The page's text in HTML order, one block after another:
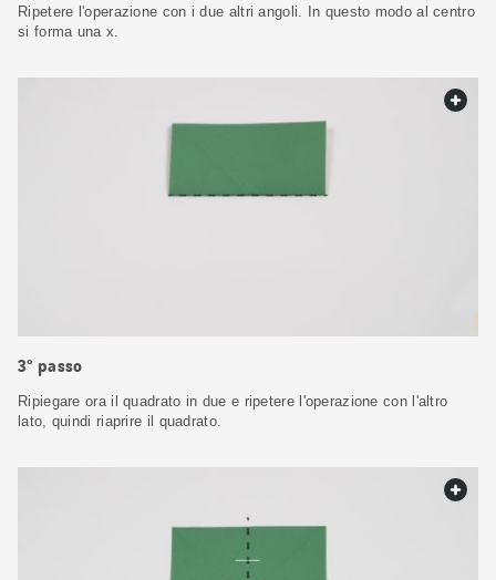
Ripetere l'operazione con i due altri angoli. In questo modo al centro
si forma una x.
3° passo
Ripiegare ora il quadrato in due e ripetere l'operazione con l'altro
lato, quindi riaprire il quadrato.